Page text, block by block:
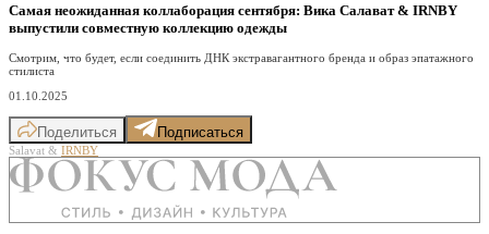
Самая неожиданная коллаборация сентября: Вика Салават & IRNBY
выпустили совместную коллекцию одежды
Смотрим, что будет, если соединить ДНК экстравагантного бренда и образ эпатажного
стилиста
01.10.2025
Поделиться Подписаться
Salavat & IRNBY